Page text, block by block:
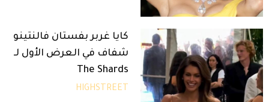
كايا غربر بفستان فالنتينو
شفاف في العرض الأول لـ
The Shards
HIGHSTREET